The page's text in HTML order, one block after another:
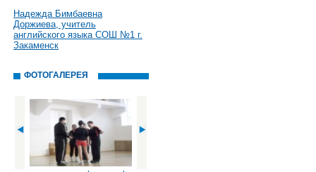
Надежда Бимбаевна
Доржиева, учитель
английского языка СОШ №1 г.
Закаменск
ФОТОГАЛЕРЕЯ